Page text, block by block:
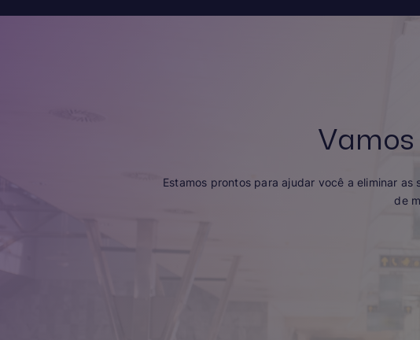
Estamos prontos para ajudar você a eliminar
de